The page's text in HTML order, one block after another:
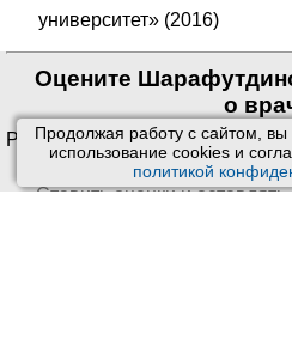
Продолжая работу с сайтом, вы
использование сookies и
политикой
университет» (2016)
Оцените
о
Рейтинг: 0/5. Оценок: 0
Ставить оценки и оставлять